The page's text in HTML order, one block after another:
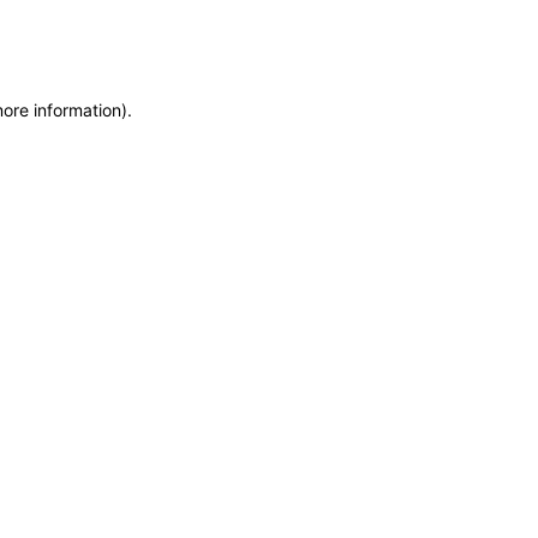
information).